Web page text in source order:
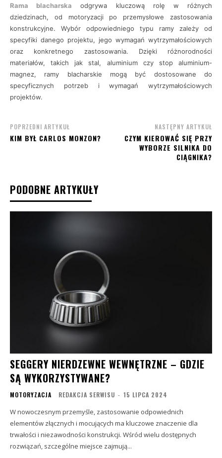
Rama blacharska odgrywa kluczową rolę w różnych
dziedzinach, od motoryzacji po przemysłowe zastosowania
konstrukcyjne. Wybór odpowiedniego typu ramy zależy od
specyfiki danego projektu, jego wymagań wytrzymałościowych
oraz konkretnego zastosowania. Dzięki różnorodności
materiałów, takich jak stal, aluminium czy stop aluminium-
magnez, ramy blacharskie mogą być dostosowane do
specyficznych potrzeb i wymagań wytrzymałościowych
projektów.
POPRZEDNI ARTYKUŁ
KIM BYŁ CARLOS MONZON?
NASTĘPNY ARTYKUŁ
CZYM KIEROWAĆ SIĘ PRZY
WYBORZE SILNIKA DO
CIĄGNIKA?
PODOBNE ARTYKUŁY
SEGGERY NIERDZEWNE WEWNĘTRZNE – GDZIE
SĄ WYKORZYSTYWANE?
MOTORYZACJA REDAKCJA SERWISU - 15 LIPCA 2024
W nowoczesnym przemyśle, zastosowanie odpowiednich
elementów złącznych i mocujących ma kluczowe znaczenie dla
trwałości i niezawodności konstrukcji. Wśród wielu dostępnych
rozwiązań, szczególne miejsce zajmują...